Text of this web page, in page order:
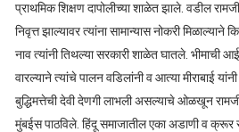
प्राथमिक शिक्षण दापोलीच्या शाळेत झाले. वडील
निवृत्त झाल्यावर त्यांना सामान्यास नोकरी मिळाल्याने
नाव त्यांनी तिथल्या सरकारी शाळेत घातले. भीमाची
वारल्याने त्यांचे पालन वडिलांनी व आत्या मीराबाई
बुद्धिमत्तेची देवी देणगी लाभली असल्याचे ओळखून
मुंबईस पाठविले. हिंदू समाजातील एका अडाणी व